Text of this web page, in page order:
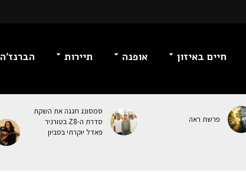
חיים באיזון אופנה תיירות הברנז’ה
פרשת ראה
סמסונג חגגה את השקת
סדרת ה-Z8 בטורניר
פאדל יוקרתי בסביון